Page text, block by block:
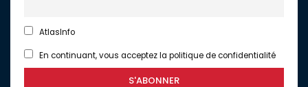
AtlasInfo
En continuant, vous acceptez la politique de confidentialité